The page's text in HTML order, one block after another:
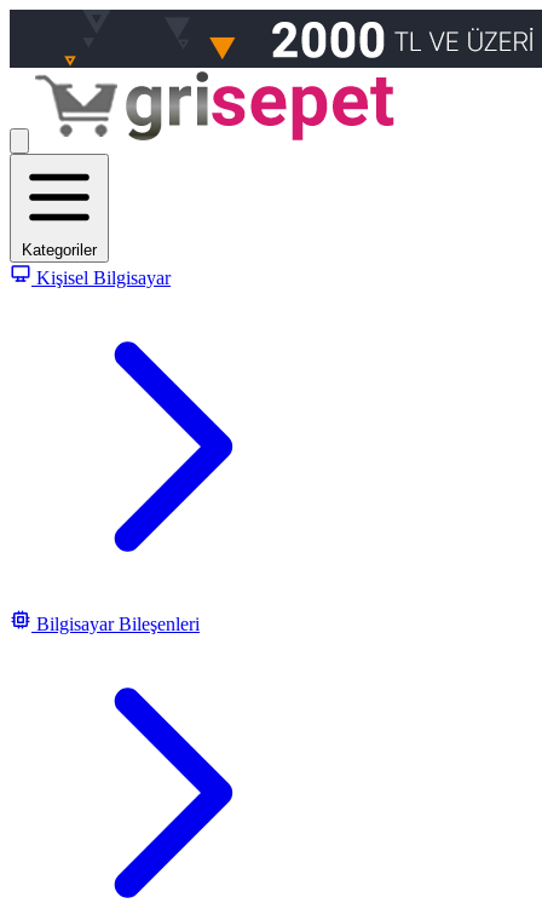
Kategoriler
Kişisel Bilgisayar
Bilgisayar Bileşenleri